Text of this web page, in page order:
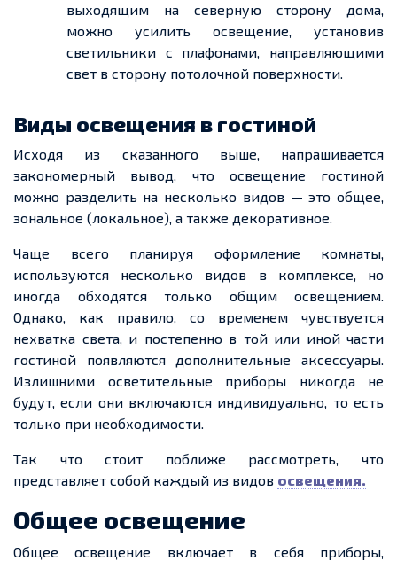
выходящим на северную сторону дома,
можно усилить освещение, установив
светильники с плафонами, направляющими
свет в сторону потолочной поверхности.
Виды освещения в гостиной
Исходя из сказанного выше, напрашивается
закономерный вывод, что освещение гостиной
можно разделить на несколько видов — это общее,
зональное (локальное), а также декоративное.
Чаще всего планируя оформление комнаты,
используются несколько видов в комплексе, но
иногда обходятся только общим освещением.
Однако, как правило, со временем чувствуется
нехватка света, и постепенно в той или иной части
гостиной появляются дополнительные аксессуары.
Излишними осветительные приборы никогда не
будут, если они включаются индивидуально, то есть
только при необходимости.
Так что стоит поближе рассмотреть, что
представляет собой каждый из видов освещения.
Общее освещение
Общее освещение включает в себя приборы,